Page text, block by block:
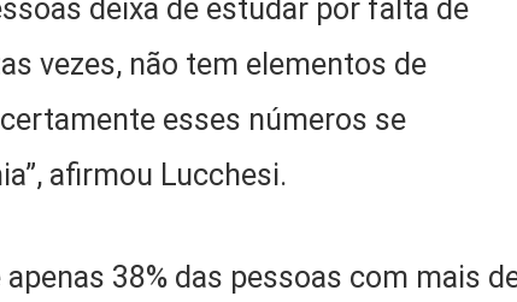
deixa de estudar por falta de
vezes, não tem elementos de
esses números se
afirmou Lucchesi.
38% das pessoas com mais